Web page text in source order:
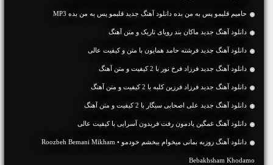
حامیم قلبمو پس به من بده دانلود آهنگ جدید قلبمو پس به من بده MP3
دانلود آهنگ جديد ماکان بند رویای تاریک و متن آهنگ
دانلود آهنگ جديد فرشته حامد همایون با متن و کیفیت عالی
دانلود آهنگ جديد فرزاد فرخ نور با 2 کیفیت و متن آهنگ
دانلود آهنگ جديد فرزاد فرزین کلبه با 2 کیفیت و متن آهنگ
دانلود آهنگ جديد علی اصحابی سیگار با 2 کیفیت و متن آهنگ
دانلود آهنگ غمگین یادمون رفت فریدون آسرایی با کیفیت عالی
دانلود آهنگ روزبه بمانی میخوام ببخشم خودمو • Roozbeh Bemani Mikham
Bebakhsham Khodamo